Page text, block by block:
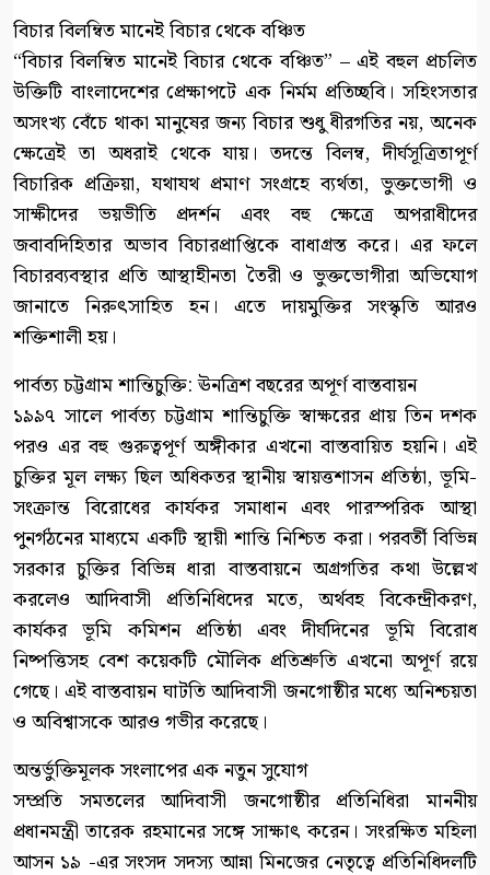
বিচার বিলম্বিত মানেই বিচার থেকে বঞ্চিত
“বিচার বিলম্বিত মানেই বিচার থেকে বঞ্চিত” – এই বহুল প্রচলিত
উক্তিটি বাংলাদেশের প্রেক্ষাপটে এক নির্মম প্রতিচ্ছবি। সহিংসতার
অসংখ্য বেঁচে থাকা মানুষের জন্য বিচার শুধু ধীরগতির নয়, অনেক
ক্ষেত্রেই তা অধরাই থেকে যায়। তদন্তে বিলম্ব, দীর্ঘসূত্রিতাপূর্ণ
বিচারিক প্রক্রিয়া, যথাযথ প্রমাণ সংগ্রহে ব্যর্থতা, ভুক্তভোগী ও
সাক্ষীদের ভয়ভীতি প্রদর্শন এবং বহু ক্ষেত্রে অপরাধীদের
জবাবদিহিতার অভাব বিচারপ্রাপ্তিকে বাধাগ্রস্ত করে। এর ফলে
বিচারব্যবস্থার প্রতি আস্থাহীনতা তৈরী ও ভুক্তভোগীরা অভিযোগ
জানাতে নিরুৎসাহিত হন। এতে দায়মুক্তির সংস্কৃতি আরও
শক্তিশালী হয়।
পার্বত্য চট্টগ্রাম শান্তিচুক্তি: ঊনত্রিশ বছরের অপূর্ণ বাস্তবায়ন
১৯৯৭ সালে পার্বত্য চট্টগ্রাম শান্তিচুক্তি স্বাক্ষরের প্রায় তিন দশক
পরও এর বহু গুরুত্বপূর্ণ অঙ্গীকার এখনো বাস্তবায়িত হয়নি। এই
চুক্তির মূল লক্ষ্য ছিল অধিকতর স্থানীয় স্বায়ত্তশাসন প্রতিষ্ঠা, ভূমি-
সংক্রান্ত বিরোধের কার্যকর সমাধান এবং পারস্পরিক আস্থা
পুনর্গঠনের মাধ্যমে একটি স্থায়ী শান্তি নিশ্চিত করা। পরবর্তী বিভিন্ন
সরকার চুক্তির বিভিন্ন ধারা বাস্তবায়নে অগ্রগতির কথা উল্লেখ
করলেও আদিবাসী প্রতিনিধিদের মতে, অর্থবহ বিকেন্দ্রীকরণ,
কার্যকর ভূমি কমিশন প্রতিষ্ঠা এবং দীর্ঘদিনের ভূমি বিরোধ
নিষ্পত্তিসহ বেশ কয়েকটি মৌলিক প্রতিশ্রুতি এখনো অপূর্ণ রয়ে
গেছে। এই বাস্তবায়ন ঘাটতি আদিবাসী জনগোষ্ঠীর মধ্যে অনিশ্চয়তা
ও অবিশ্বাসকে আরও গভীর করেছে।
অন্তর্ভুক্তিমূলক সংলাপের এক নতুন সুযোগ
সম্প্রতি সমতলের আদিবাসী জনগোষ্ঠীর প্রতিনিধিরা মাননীয়
প্রধানমন্ত্রী তারেক রহমানের সঙ্গে সাক্ষাৎ করেন। সংরক্ষিত মহিলা
আসন ১৯ -এর সংসদ সদস্য আন্না মিনজের নেতৃত্বে প্রতিনিধিদলটি